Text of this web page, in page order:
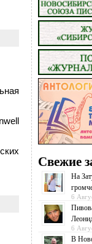
Свежие
На
6
6
В